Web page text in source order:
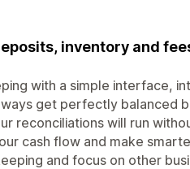
inventory and
with a simple interface,
get perfectly balanced
reconciliations will run
cash flow and make
and focus on other